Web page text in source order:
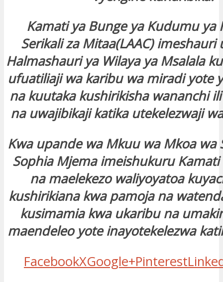
Kamati ya Bunge ya Kudumu ya
Serikali za Mitaa(LAAC) imeshauri
Halmashauri ya Wilaya ya Msalala
ufuatiliaji wa karibu wa miradi yote
na kuutaka kushirikisha wananchi
na uwajibikaji katika utekelezwaji
Kwa upande wa Mkuu wa Mkoa wa
Sophia Mjema imeishukuru
na maelekezo waliyoyatoa
kushirikiana kwa pamoja na
kusimamia kwa ukaribu na
maendeleo yote inayotekelezwa
FacebookXGoogle+Pinterest